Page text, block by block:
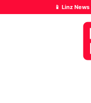
📱 Linz